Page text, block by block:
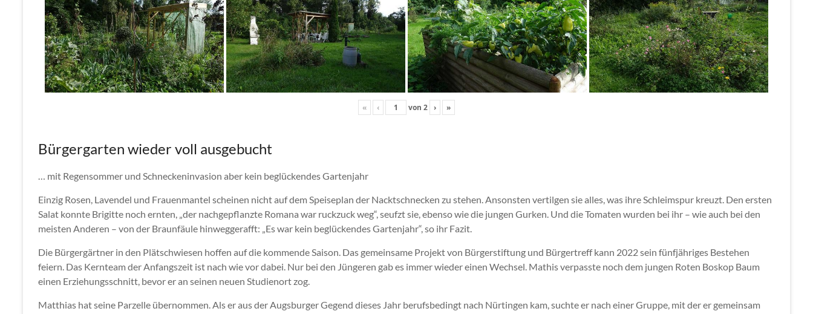
« ‹ von 2 › »
Bürgergarten wieder voll ausgebucht
… mit Regensommer und Schneckeninvasion aber kein beglückendes Gartenjahr
Einzig Rosen, Lavendel und Frauenmantel scheinen nicht auf dem Speiseplan der Nacktschnecken zu stehen. Ansonsten vertilgen sie alles, was ihre Schleimspur kreuzt. Den ersten
Salat konnte Brigitte noch ernten, „der nachgepflanzte Romana war ruckzuck weg“, seufzt sie, ebenso wie die jungen Gurken. Und die Tomaten wurden bei ihr – wie auch bei den
meisten Anderen – von der Braunfäule hinweggerafft: „Es war kein beglückendes Gartenjahr“, so ihr Fazit.
Die Bürgergärtner in den Plätschwiesen hoffen auf die kommende Saison. Das gemeinsame Projekt von Bürgerstiftung und Bürgertreff kann 2022 sein fünfjähriges Bestehen
feiern. Das Kernteam der Anfangszeit ist nach wie vor dabei. Nur bei den Jüngeren gab es immer wieder einen Wechsel. Mathis verpasste noch dem jungen Roten Boskop Baum
einen Erziehungsschnitt, bevor er an seinen neuen Studienort zog.
Matthias hat seine Parzelle übernommen. Als er aus der Augsburger Gegend dieses Jahr berufsbedingt nach Nürtingen kam, suchte er nach einer Gruppe, mit der er gemeinsam